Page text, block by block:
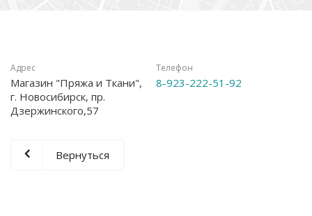
Адрес
Магазин "Пряжа и Ткани",
г. Новосибирск, пр.
Дзержинского,57
Телефон
8-923-222-51-92
Вернуться